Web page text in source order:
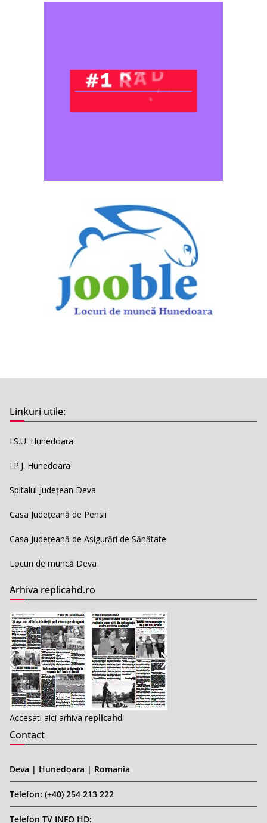
Linkuri utile:
I.S.U. Hunedoara
I.P.J. Hunedoara
Spitalul Județean Deva
Casa Județeană de Pensii
Casa Județeană de Asigurări de Sănătate
Locuri de muncă Deva
Arhiva replicahd.ro
Accesati aici arhiva replicahd
Contact
Deva | Hunedoara | Romania
Telefon: (+40) 254 213 222
Telefon TV INFO HD: